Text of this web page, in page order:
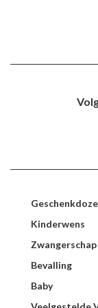
Kinderwens
Zwangerschap
Bevalling
Baby